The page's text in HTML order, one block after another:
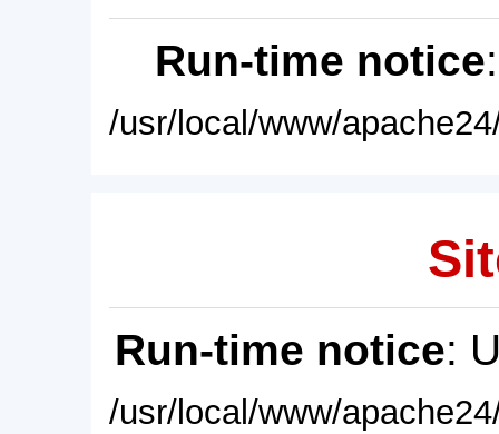
Run-time notice
/usr/local/www/
Run-time notice:
/usr/local/www/